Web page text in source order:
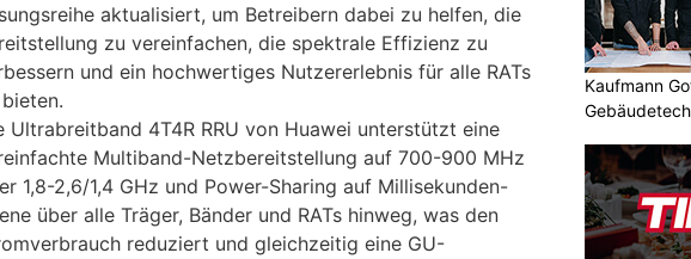
aktualisiert, um Betreibern dabei zu helfen, die
zu vereinfachen, die spektrale Effizienz zu
und ein hochwertiges Nutzererlebnis für alle RATs
Ultrabreitband 4T4R RRU von Huawei unterstützt eine
Multiband-Netzbereitstellung auf 700-900 MHz
1,8-2,6/1,4 GHz und Power-Sharing auf Millisekunden-
über alle Träger, Bänder und RATs hinweg, was den
reduziert und gleichzeitig eine GU-
Kaufmann